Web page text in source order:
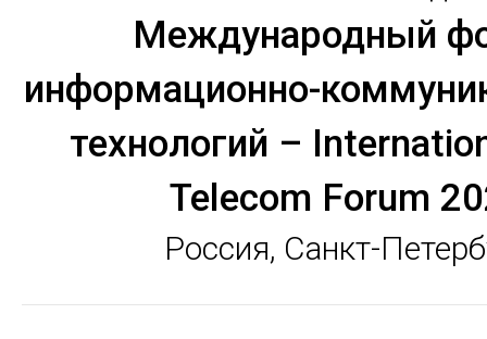
Международный
информационно-
технологий –
Telecom Forum
Россия, Санкт-